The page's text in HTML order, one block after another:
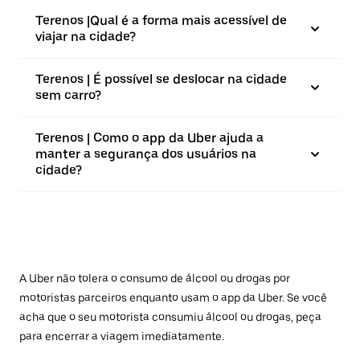
Terenos |⁠Qual é a forma mais acessível de
viajar na cidade?
Terenos | É possível se deslocar na cidade
sem carro?
Terenos | Como o app da Uber ajuda a
manter a segurança dos usuários na
cidade?
A Uber não tolera o consumo de álcool ou drogas por
motoristas parceiros enquanto usam o app da Uber. Se você
acha que o seu motorista consumiu álcool ou drogas, peça
para encerrar a viagem imediatamente.